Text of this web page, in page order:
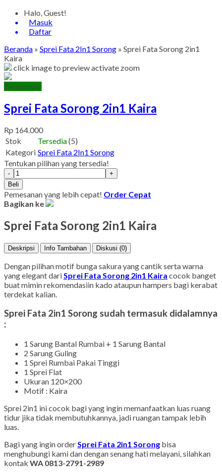
Halo, Guest!
Masuk
Daftar
Beranda » Sprei Fata 2In1 Sorong » Sprei Fata Sorong 2in1
Kaira
click image to previewactivate zoom
Terpopuler
Sprei Fata Sorong 2in1 Kaira
Rp 164.000
Stok
Tersedia(5)
Kategori Sprei Fata 2In1 Sorong
Tentukan pilihan yang tersedia!
-
+
Beli
Pemesanan yang lebih cepat! Order Cepat
Bagikan ke
Sprei Fata Sorong 2in1 Kaira
Deskripsi Info Tambahan Diskusi (0)
Dengan pilihan motif bunga sakura yang cantik serta warna
yang elegant dari Sprei Fata Sorong 2in1 Kaira cocok banget
buat mimin rekomendasiin kado ataupun hampers bagi kerabat
terdekat kalian.
Sprei Fata 2in1 Sorong sudah termasuk didalamnya
:
1 Sarung Bantal Rumbai + 1 Sarung Bantal
2 Sarung Guling
1 Sprei Rumbai Pakai Tinggi
1 Sprei Flat
Ukuran 120×200
Motif : Kaira
Sprei 2in1 ini cocok bagi yang ingin memanfaatkan luas ruang
tidur jika tidak membutuhkannya, jadi ruangan tampak lebih
luas.
Bagi yang ingin orderSprei Fata 2in1 Sorong bisa
menghubungi kami dan dengan senang hati melayani, silahkan
kontak WA 0813-2791-2989